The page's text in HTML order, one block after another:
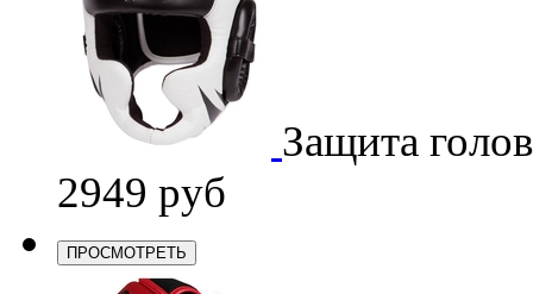
Защита
2949 руб
ПРОСМОТРЕТЬ